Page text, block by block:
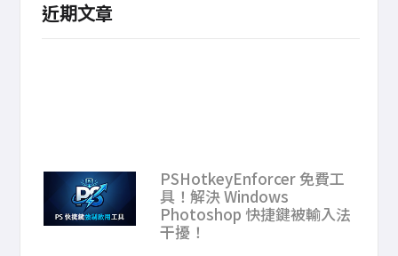
近期文章
PSHotkeyEnforcer 免費工
具！解決 Windows
Photoshop 快捷鍵被輸入法
干擾！